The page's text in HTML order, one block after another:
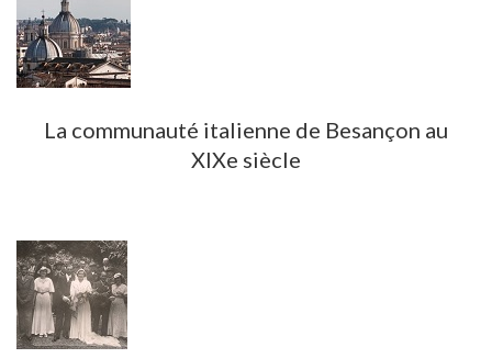
La communauté italienne de Besançon au
XIXe siècle